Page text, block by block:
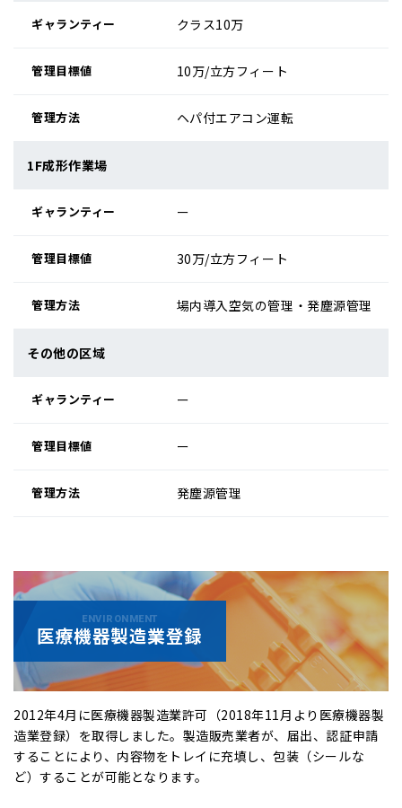
クラス10万
10万/立方フィート
ヘパ付エアコン運転
1F成形作業場
ー
30万/立方フィート
場内導入空気の管理・発塵源管理
その他の区域
ー
ー
発塵源管理
ENVIRONMENT
医療機器製造業登録
2012年4月に医療機器製造業許可（2018年11月より医療機器製
造業登録）を取得しました。 製造販売業者が、届出、認証申請
することにより、内容物をトレイに充填し、包装（シールな
ど）することが可能となります。